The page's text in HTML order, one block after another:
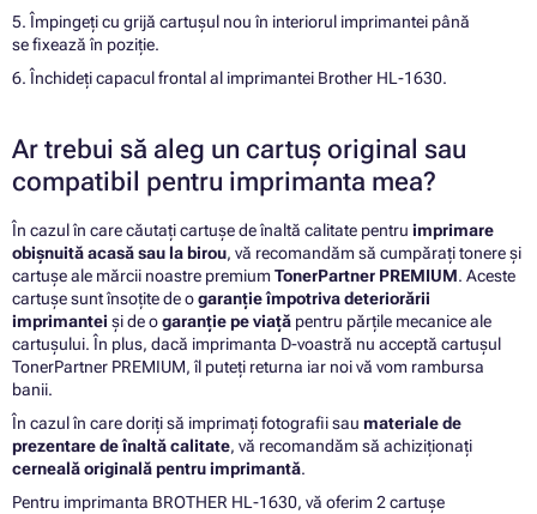
5. Împingeți cu grijă cartușul nou în interiorul imprimantei până
se fixează în poziție.
6. Închideți capacul frontal al imprimantei Brother HL-1630.
Ar trebui să aleg un cartuș original sau
compatibil pentru imprimanta mea?
În cazul în care căutați cartușe de înaltă calitate pentru imprimare
obișnuită acasă sau la birou, vă recomandăm să cumpărați tonere și
cartușe ale mărcii noastre premiumTonerPartner PREMIUM. Aceste
cartușe sunt însoțite de ogaranție împotriva deteriorării
imprimantei și de ogaranție pe viață pentru părțile mecanice ale
cartușului. În plus, dacă imprimanta D-voastră nu acceptă cartușul
TonerPartner PREMIUM, îl puteți returna iar noi vă vom rambursa
banii.
În cazul în care doriți să imprimați fotografii sau materiale de
prezentare de înaltă calitate, vă recomandăm să achiziționați
cerneală originală pentru imprimantă.
Pentru imprimanta BROTHER HL-1630, vă oferim 2 cartușe